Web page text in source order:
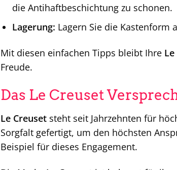
die Antihaftbeschichtung zu schonen.
Lagerung: Lagern Sie die Kastenform
Mit diesen einfachen Tipps bleibt Ihre
Freude.
Das Le Creuset
Le Creuset steht seit Jahrzehnten für
Sorgfalt gefertigt, um den höchsten
Beispiel für dieses Engagement.